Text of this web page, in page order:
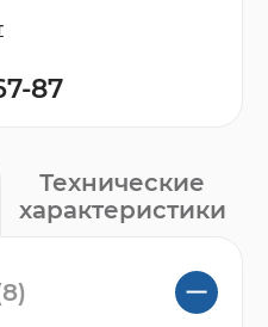
Технические
характеристики
87